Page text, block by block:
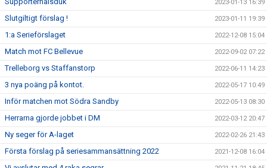
2023-01-13 16:39
Slutgiltigt förslag ! 2023-01-11 19:39
1:a Serieförslaget 2022-12-08 15:04
Match mot FC Bellevue 2022-09-02 07:22
Trelleborg vs Staffanstorp 2022-06-11 14:23
3 nya poäng på kontot. 2022-05-17 10:49
Inför matchen mot Södra Sandby 2022-05-13 08:30
Herrarna gjorde jobbet i DM 2022-03-12 20:47
Ny seger för A-laget 2022-02-26 21:43
Första förslag på seriesammansättning 2022 2021-12-08 16:04